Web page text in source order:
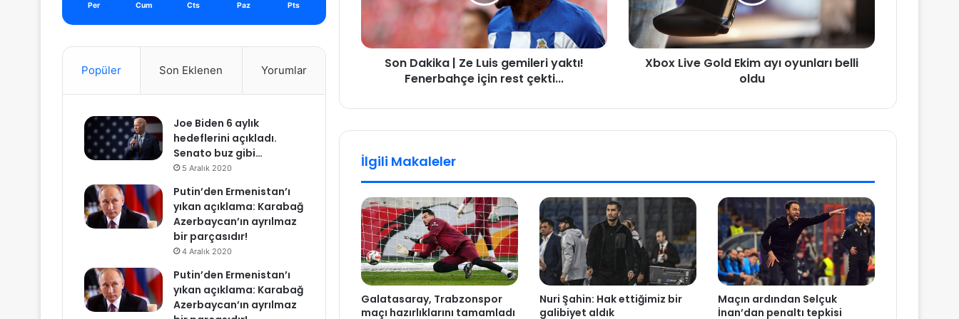
a
L
s
g
e
m
i
l
e
r
i
y
a
k
Son Dakika | Ze Luis gemileri yaktı!
Fenerbahçe için rest çekti...
v
e
G
E
y
ı
y
u
n
l
a
r
Xbox Live Gold Ekim ayı oyunları belli
oldu
İlgili Makaleler
Galatasaray, Trabzonspor
maçı hazırlıklarını tamamladı
Nuri Şahin: Hak ettiğimiz bir
galibiyet aldık
Maçın ardından Selçuk
İnan’dan penaltı tepkisi
Per Cum Cts Paz Pts
Popüler Son Eklenen Yorumlar
Joe Biden 6 aylık
hedeflerini açıkladı.
Senato buz gibi…
5 Aralık 2020
Putin’den Ermenistan’ı
yıkan açıklama: Karabağ
Azerbaycan’ın ayrılmaz
bir parçasıdır!
4 Aralık 2020
Putin’den Ermenistan’ı
yıkan açıklama: Karabağ
Azerbaycan’ın ayrılmaz